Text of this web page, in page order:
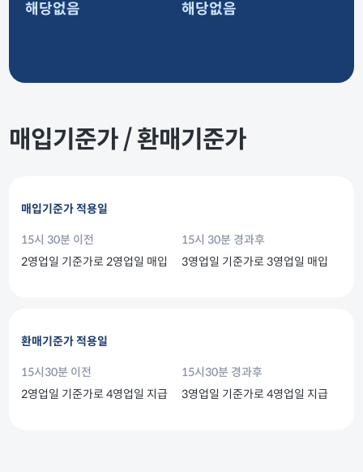
해당없음 해당없음
매입기준가 / 환매기준가
매입기준가 적용일
15시 30분 이전
2영업일 기준가로 2영업일 매입
15시 30분 경과후
3영업일 기준가로 3영업일 매입
환매기준가 적용일
15시30분 이전
2영업일 기준가로 4영업일 지급
15시30분 경과후
3영업일 기준가로 4영업일 지급